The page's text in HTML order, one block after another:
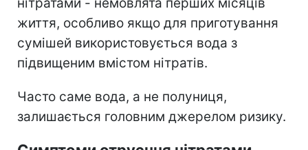
нітратами - немовлята перших місяців
життя, особливо якщо для приготування
сумішей використовується вода з
підвищеним вмістом нітратів.
Часто саме вода, а не полуниця,
залишається головним джерелом ризику.